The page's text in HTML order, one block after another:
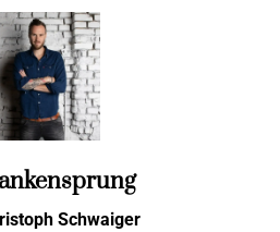
Schwaiger